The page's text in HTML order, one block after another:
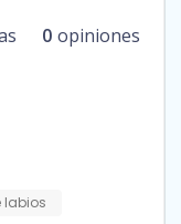
0 opiniones
labios